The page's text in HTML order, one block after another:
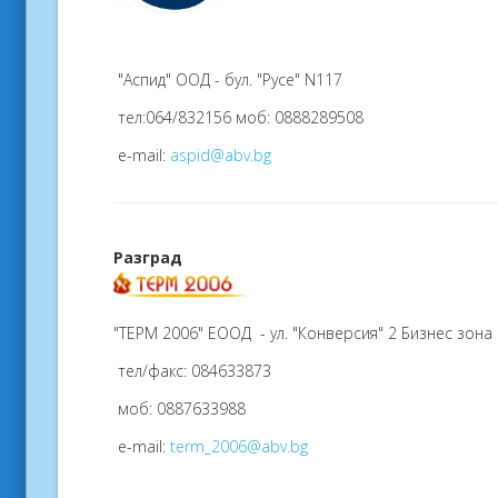
"Аспид" ООД - бул. "Русе" N117
тел:064/832156 моб: 0888289508
e-mail: aspid@abv.bg
Разград
"ТЕРМ 2006" ЕООД - ул. "Конверсия" 2 Бизнес зона
тел/факс: 084633873
моб: 0887633988
e-mail: term_2006@abv.bg